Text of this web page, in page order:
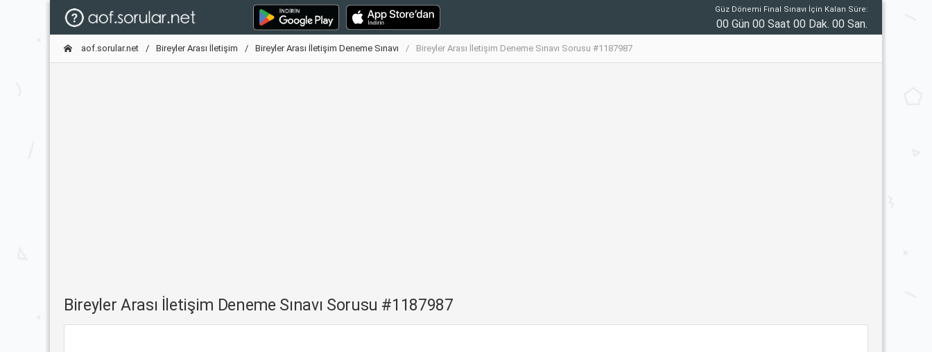
Güz Dönemi Final Sınavı İçin Kalan Süre:
00 Gün 00 Saat 00 Dak. 00 San.
aof.sorular.net Bireyler Arası İletişim Bireyler Arası İletişim Deneme Sınavı Bireyler Arası İletişim Deneme Sınavı Sorusu #1187987
Bireyler Arası İletişim Deneme Sınavı Sorusu #1187987